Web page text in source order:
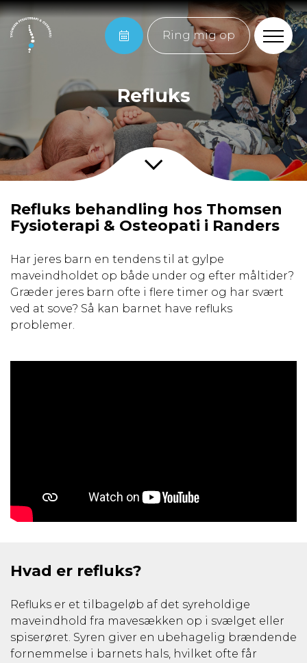
Ring mig op
Refluks
Refluks behandling hos Thomsen
Fysioterapi & Osteopati i Randers
Har jeres barn en tendens til at gylpe
maveindholdet op både under og efter måltider?
Græder jeres barn ofte i flere timer og har svært
ved at sove? Så kan barnet have refluks
problemer.
Hvad er refluks?
Refluks er et tilbageløb af det syreholdige
maveindhold fra mavesækken op i svælget eller
spiserøret. Syren giver en ubehagelig brændende
fornemmelse i barnets hals, hvilket ofte får